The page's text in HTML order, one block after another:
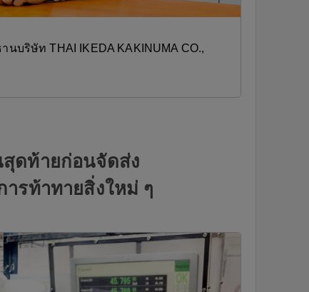
บริษัท THAI IKEDA KAKINUMA CO.,
ดท้ายก่อนจัดส่ง
รท้าทายสิ่งใหม่ ๆ